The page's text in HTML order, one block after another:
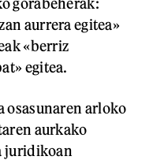
aurrera egitea»
«berriz
egitea.
osasunaren arloko
aurkako
juridikoan